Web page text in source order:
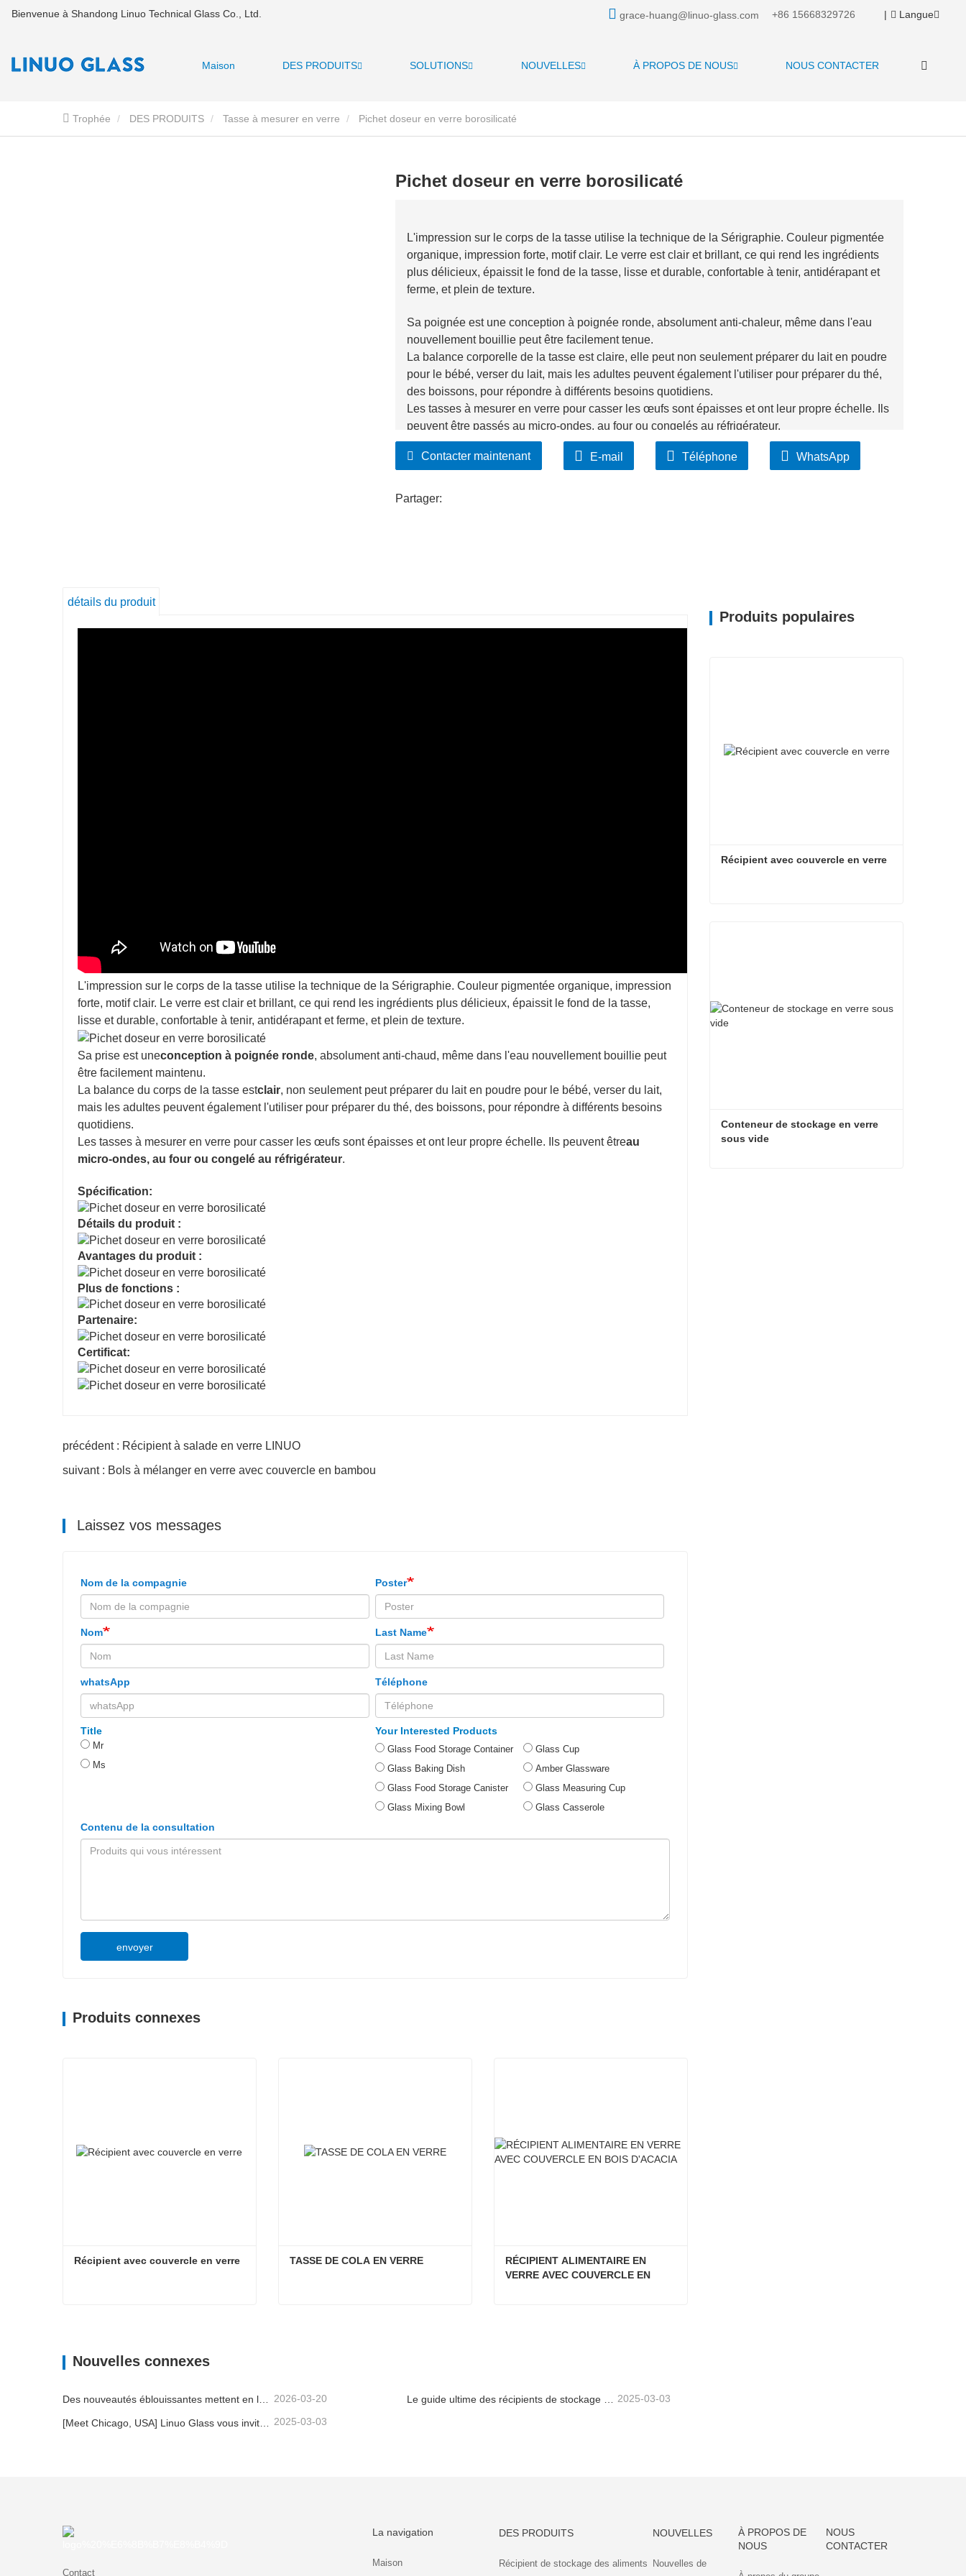
Bienvenue à Shandong Linuo Technical Glass Co., Ltd. grace-huang@linuo-glass.com +86 15668329726 | Langue
Maison DES PRODUITS SOLUTIONS NOUVELLES À PROPOS DE NOUS NOUS CONTACTER
Trophée DES PRODUITS Tasse à mesurer en verre Pichet doseur en verre borosilicaté
Pichet doseur en verre borosilicaté
L'impression sur le corps de la tasse utilise la technique de la Sérigraphie. Couleur pigmentée
organique, impression forte, motif clair. Le verre est clair et brillant, ce qui rend les ingrédients
plus délicieux, épaissit le fond de la tasse, lisse et durable, confortable à tenir, antidérapant et
ferme, et plein de texture.
Sa poignée est une conception à poignée ronde, absolument anti-chaleur, même dans l'eau
nouvellement bouillie peut être facilement tenue.
La balance corporelle de la tasse est claire, elle peut non seulement préparer du lait en poudre
pour le bébé, verser du lait, mais les adultes peuvent également l'utiliser pour préparer du thé,
des boissons, pour répondre à différents besoins quotidiens.
Les tasses à mesurer en verre pour casser les œufs sont épaisses et ont leur propre échelle. Ils
peuvent être passés au micro-ondes, au four ou congelés au réfrigérateur.
Contacter maintenant E-mail Téléphone WhatsApp
Partager:
détails du produit
L'impression sur le corps de la tasse utilise la technique de la Sérigraphie. Couleur pigmentée organique, impression
forte, motif clair. Le verre est clair et brillant, ce qui rend les ingrédients plus délicieux, épaissit le fond de la tasse,
lisse et durable, confortable à tenir, antidérapant et ferme, et plein de texture.
Sa prise est uneconception à poignée ronde, absolument anti-chaud, même dans l'eau nouvellement bouillie peut
être facilement maintenu.
La balance du corps de la tasse estclair, non seulement peut préparer du lait en poudre pour le bébé, verser du lait,
mais les adultes peuvent également l'utiliser pour préparer du thé, des boissons, pour répondre à différents besoins
quotidiens.
Les tasses à mesurer en verre pour casser les œufs sont épaisses et ont leur propre échelle. Ils peuvent êtreau
micro-ondes, au four ou congelé au réfrigérateur.
Spécification:
Détails du produit :
Avantages du produit :
Plus de fonctions :
Partenaire:
Certificat:
précédent : Récipient à salade en verre LINUO
suivant : Bols à mélanger en verre avec couvercle en bambou
Laissez vos messages
Nom de la compagnie Poster
Nom Last Name
whatsApp Téléphone
Title
Mr
Ms
Your Interested Products
Glass Food Storage Container
Glass Baking Dish
Glass Food Storage Canister
Glass Mixing Bowl
Glass Cup
Amber Glassware
Glass Measuring Cup
Glass Casserole
Contenu de la consultation
envoyer
Produits connexes
Récipient avec couvercle en verre TASSE DE COLA EN VERRE
RÉCIPIENT ALIMENTAIRE EN
VERRE AVEC COUVERCLE EN
Nouvelles connexes
Des nouveautés éblouissantes mettent en lumière la force de Linuo | Le verre spécial Linuo fait ses débuts à Ambiente Frankfurt 2026-03-20 Le guide ultime des récipients de stockage d'aliments en verre à haut borosilicate 2025-03-03
2025-03-03
Produits populaires
Récipient avec couvercle en verre
Conteneur de stockage en verre
sous vide
Contact
La navigation
Maison
DES PRODUITS
Récipient de stockage des aliments
NOUVELLES
Nouvelles de
À PROPOS DE
NOUS
NOUS
CONTACTER